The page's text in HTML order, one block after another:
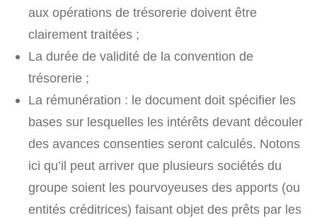
aux opérations de trésorerie doivent être
clairement traitées ;
La durée de validité de la convention de
trésorerie ;
La rémunération : le document doit spécifier les
bases sur lesquelles les intérêts devant découler
des avances consenties seront calculés. Notons
ici qu’il peut arriver que plusieurs sociétés du
groupe soient les pourvoyeuses des apports (ou
entités créditrices) faisant objet des prêts par les